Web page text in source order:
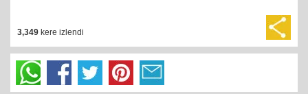
3,349 kere izlendi